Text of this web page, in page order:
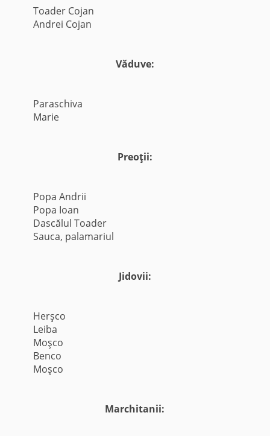
Toader Cojan
Andrei Cojan
Văduve:
Paraschiva
Marie
Preoţii:
Popa Andrii
Popa Ioan
Dascălul Toader
Sauca, palamariul
Jidovii:
Herşco
Leiba
Moşco
Benco
Moşco
Marchitanii: